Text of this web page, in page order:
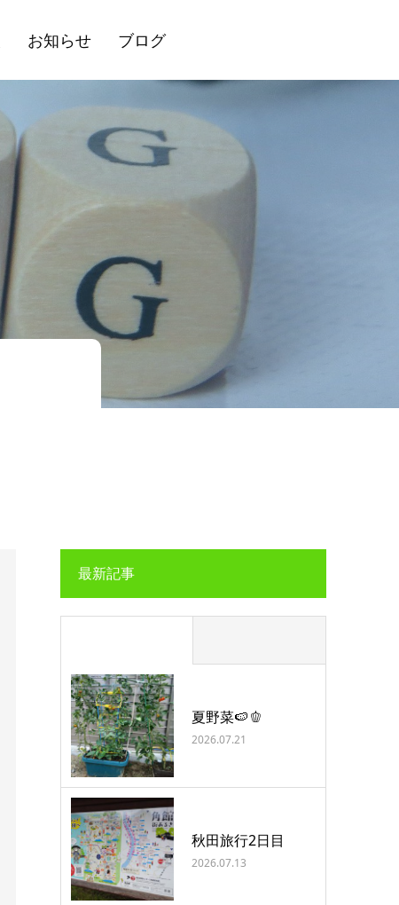
お知らせ ブログ
最新記事
夏野菜🍉🫑
2026.07.21
秋田旅行2日目
2026.07.13